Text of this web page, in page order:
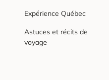
Expérience Québec
Astuces et récits de
voyage